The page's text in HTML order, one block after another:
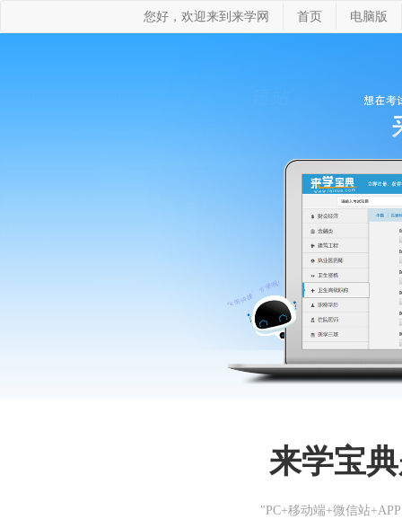
您好，欢迎来到来学网 首页 电脑版
来学宝
"PC+移动端+微信站